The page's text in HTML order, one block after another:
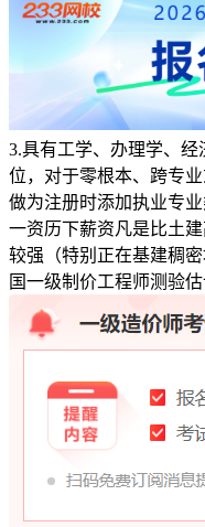
3.具有工学、办理学、
位，对于零根本、跨专
做为注册时添加执业专
一资历下薪资凡是比土
较强（特别正在基建稠
国一级制价工程师测验估